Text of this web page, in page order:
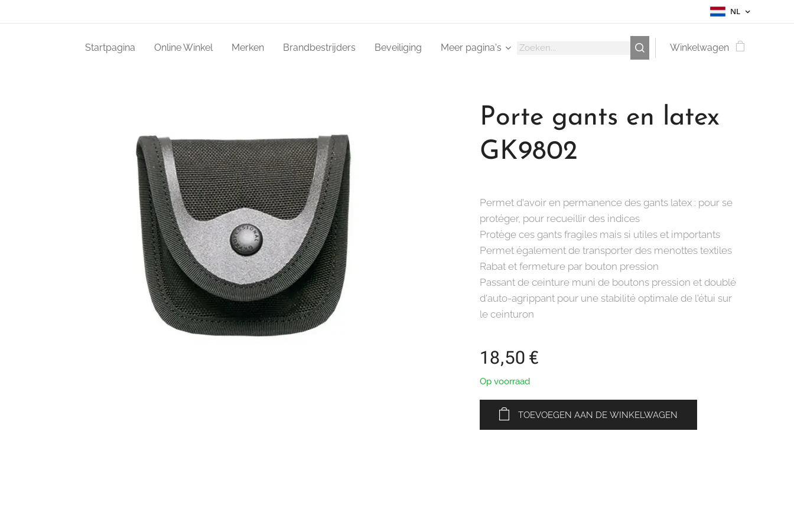
NL
Startpagina Online Winkel Merken Brandbestrijders Beveiliging Meer pagina's Winkelwagen
Porte gants en latex
GK9802
Permet d'avoir en permanence des gants latex : pour se
protéger, pour recueillir des indices
Protège ces gants fragiles mais si utiles et importants
Permet également de transporter des menottes textiles
Rabat et fermeture par bouton pression
Passant de ceinture muni de boutons pression et doublé
d'auto-agrippant pour une stabilité optimale de l'étui sur
le ceinturon
18,50 €
Op voorraad
TOEVOEGEN AAN DE WINKELWAGEN